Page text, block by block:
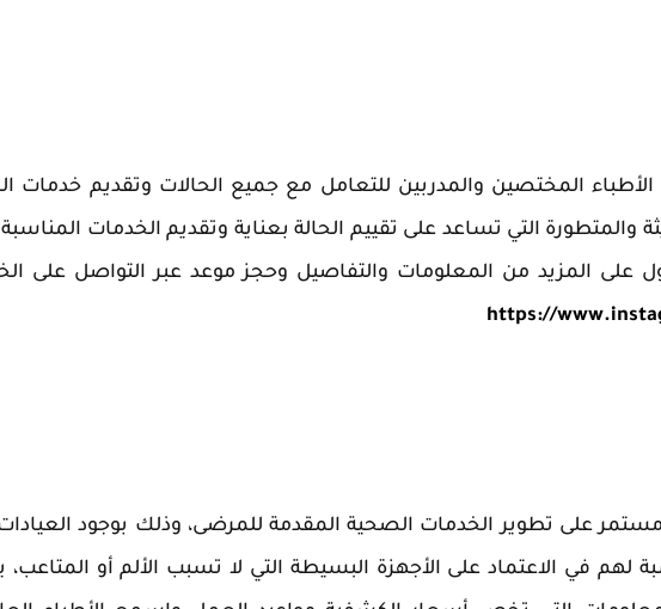
المختصين والمدربين للتعامل مع جميع الحالات وتقديم خدمات
والمتطورة التي تساعد على تقييم الحالة بعناية وتقديم الخدمات
https://
على تطوير الخدمات الصحية المقدمة للمرضى، وذلك بوجود العيادات
لهم في الاعتماد على الأجهزة البسيطة التي لا تسبب الألم أو